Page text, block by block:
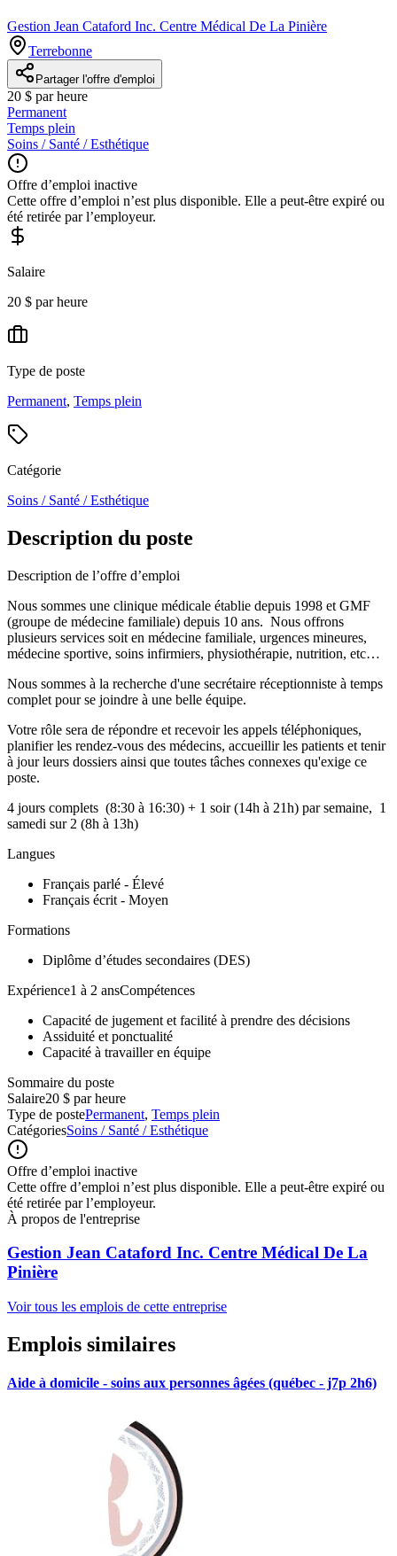
Gestion Jean Cataford Inc. Centre Médical De La Pinière
Terrebonne
Partager l'offre d'emploi
20 $ par heure
Permanent
Temps plein
Soins / Santé / Esthétique
Offre d’emploi inactive
Cette offre d’emploi n’est plus disponible. Elle a peut-être expiré ou
été retirée par l’employeur.
Salaire
20 $ par heure
Type de poste
Permanent, Temps plein
Catégorie
Soins / Santé / Esthétique
Description du poste
Description de l’offre d’emploi
Nous sommes une clinique médicale établie depuis 1998 et GMF
(groupe de médecine familiale) depuis 10 ans. Nous offrons
plusieurs services soit en médecine familiale, urgences mineures,
médecine sportive, soins infirmiers, physiothérapie, nutrition, etc…
Nous sommes à la recherche d'une secrétaire réceptionniste à temps
complet pour se joindre à une belle équipe.
Votre rôle sera de répondre et recevoir les appels téléphoniques,
planifier les rendez-vous des médecins, accueillir les patients et tenir
à jour leurs dossiers ainsi que toutes tâches connexes qu'exige ce
poste.
4 jours complets (8:30 à 16:30) + 1 soir (14h à 21h) par semaine, 1
samedi sur 2 (8h à 13h)
Langues
Français parlé - Élevé
Français écrit - Moyen
Formations
Diplôme d’études secondaires (DES)
Expérience1 à 2 ansCompétences
Capacité de jugement et facilité à prendre des décisions
Assiduité et ponctualité
Capacité à travailler en équipe
Sommaire du poste
Salaire20 $ par heure
Type de postePermanent, Temps plein
CatégoriesSoins / Santé / Esthétique
Offre d’emploi inactive
Cette offre d’emploi n’est plus disponible. Elle a peut-être expiré ou
été retirée par l’employeur.
À propos de l'entreprise
Gestion Jean Cataford Inc. Centre Médical De La
Pinière
Voir tous les emplois de cette entreprise
Emplois similaires
Aide à domicile - soins aux personnes âgées (québec - j7p 2h6)